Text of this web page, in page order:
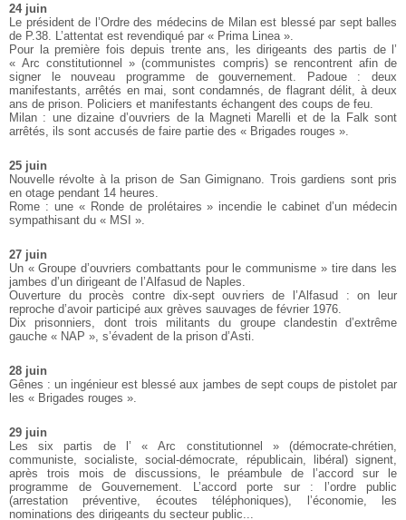
24 juin
Le président de l’Ordre des médecins de Milan est blessé par sept balles
de P.38. L’attentat est revendiqué par « Prima Linea ».
Pour la première fois depuis trente ans, les dirigeants des partis de l’
« Arc constitutionnel » (communistes compris) se rencontrent afin de
signer le nouveau programme de gouvernement. Padoue : deux
manifestants, arrêtés en mai, sont condamnés, de flagrant délit, à deux
ans de prison. Policiers et manifestants échangent des coups de feu.
Milan : une dizaine d’ouvriers de la Magneti Marelli et de la Falk sont
arrêtés, ils sont accusés de faire partie des « Brigades rouges ».
25 juin
Nouvelle révolte à la prison de San Gimignano. Trois gardiens sont pris
en otage pendant 14 heures.
Rome : une « Ronde de prolétaires » incendie le cabinet d’un médecin
sympathisant du « MSI ».
27 juin
Un « Groupe d’ouvriers combattants pour le communisme » tire dans les
jambes d’un dirigeant de l’Alfasud de Naples.
Ouverture du procès contre dix-sept ouvriers de l’Alfasud : on leur
reproche d’avoir participé aux grèves sauvages de février 1976.
Dix prisonniers, dont trois militants du groupe clandestin d’extrême
gauche « NAP », s’évadent de la prison d’Asti.
28 juin
Gênes : un ingénieur est blessé aux jambes de sept coups de pistolet par
les « Brigades rouges ».
29 juin
Les six partis de l’ « Arc constitutionnel » (démocrate-chrétien,
communiste, socialiste, social-démocrate, républicain, libéral) signent,
après trois mois de discussions, le préambule de l’accord sur le
programme de Gouvernement. L’accord porte sur : l’ordre public
(arrestation préventive, écoutes téléphoniques), l’économie, les
nominations des dirigeants du secteur public...